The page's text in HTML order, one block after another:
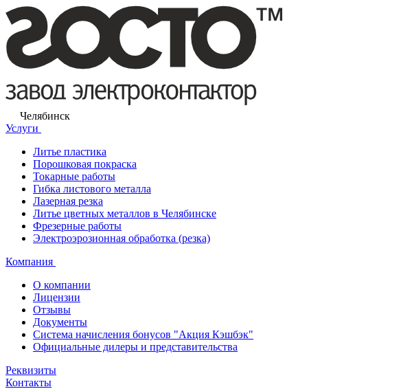
Челябинск
Услуги
Литье пластика
Порошковая покраска
Токарные работы
Гибка листового металла
Лазерная резка
Литье цветных металлов в Челябинске
Фрезерные работы
Электроэрозионная обработка (резка)
Компания
О компании
Лицензии
Отзывы
Документы
Система начисления бонусов "Акция Кэшбэк"
Официальные дилеры и представительства
Реквизиты
Контакты